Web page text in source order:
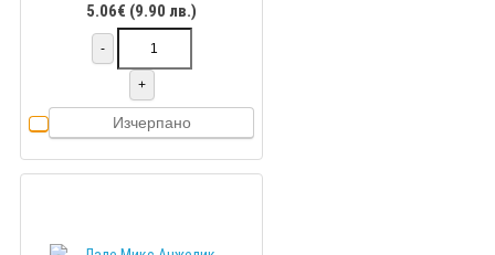
5.06€ (9.90 лв.)
-
+
Изчерпано